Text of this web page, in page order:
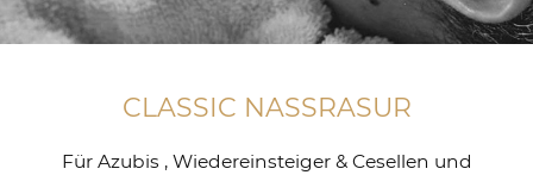
CLASSIC NASSRASUR
Für Azubis , Wiedereinsteiger & Cesellen und